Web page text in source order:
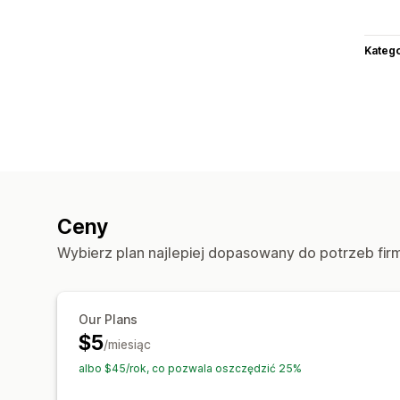
Ceny
Wybierz plan najlepiej dopasowany do potrzeb
Our Plans
$5/miesiąc
albo $45/rok, co pozwala oszczędzić 25%